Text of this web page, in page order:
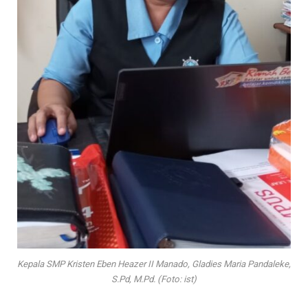
Kepala SMP Kristen Eben Heazer II Manado, Gladies Maria Pandaleke,
S.Pd, M.Pd. (Foto: ist)